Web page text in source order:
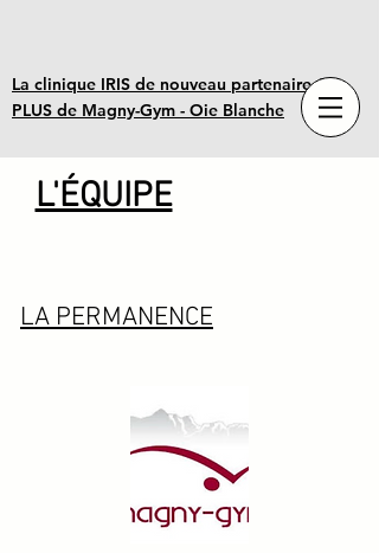
La clinique IRIS de nouveau partenaire OR
PLUS de Magny-Gym - Oie Blanche
L'ÉQUIPE
LA PERMANENCE